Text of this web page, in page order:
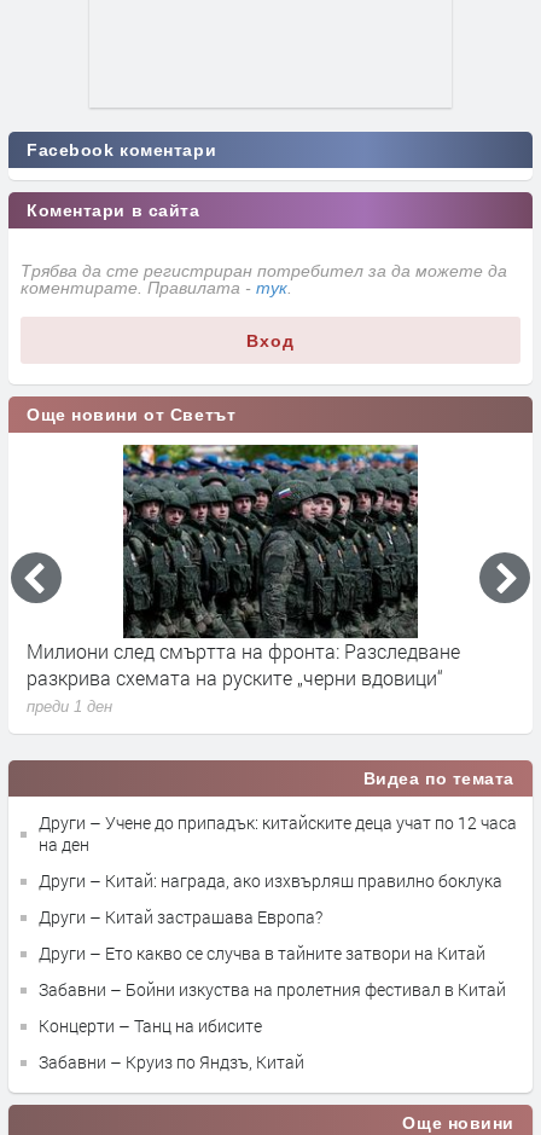
Facebook коментари
Коментари в сайта
Трябва да сте регистриран потребител за да можете да
коментирате. Правилата - тук
Вход
Още новини от Светът
Милиони след смъртта на фронта: Разследване
разкрива схемата на руските „черни вдовици“
преди 1 ден
Видеа по темата
Други – Учене до припадък: китайските деца учат по 12 часа
на ден
Други – Китай: награда, ако изхвърляш правилно боклука
Други – Китай застрашава Европа?
Други – Ето какво се случва в тайните затвори на Китай
Забавни – Бойни изкуства на пролетния фестивал в Китай
Концерти – Танц на ибисите
Забавни – Круиз по Яндзъ, Китай
Още новини